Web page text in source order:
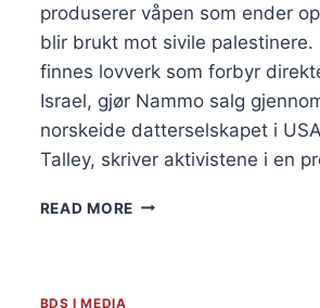
produserer våpen som ender
blir brukt mot sivile palestinere.
finnes lovverk som forbyr
Israel, gjør Nammo salg
norskeide datterselskapet i
Talley, skriver aktivistene i en
READ MOREPROTESTAKSJON
BDS I MEDIA